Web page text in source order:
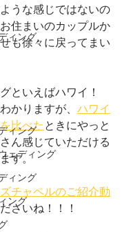
ィング
ィング
ェディング
ィング
ング
うな感じではないの
住まいのカップルか
も徐々に戻ってまい
といえばハワイ！
かりますが、 ハワイ
比べたときにやっと
ん感じていただける
す。
チャペルのご紹介動
さいね！！！